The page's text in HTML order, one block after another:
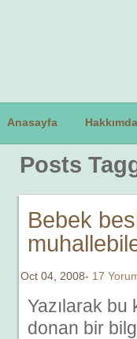
Anasayfa Hakkımda
Posts
Bebek
Oct 04, 2008- 17
Yazılarak bu
donan bir